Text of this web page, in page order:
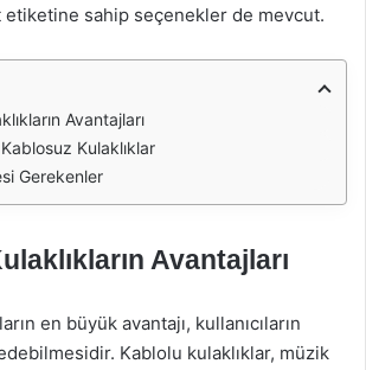
sahip seçenekler de mevcut.
Avantajları
Kulaklıklar
Gerekenler
Avantajları
en büyük avantajı, kullanıcıların
Kablolu kulaklıklar, müzik